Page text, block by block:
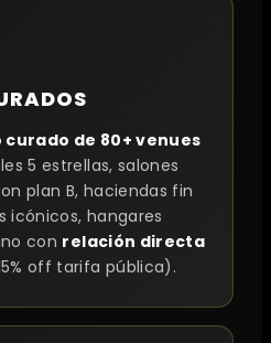
de 80+ venues
5 estrellas, salones
plan B, haciendas fin
icónicos, hangares
con relación directa
off tarifa pública).